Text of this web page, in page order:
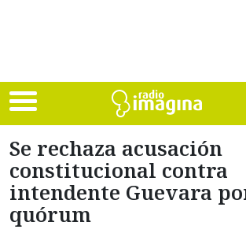
Se rechaza acusación
constitucional contra
intendente Guevara
quórum